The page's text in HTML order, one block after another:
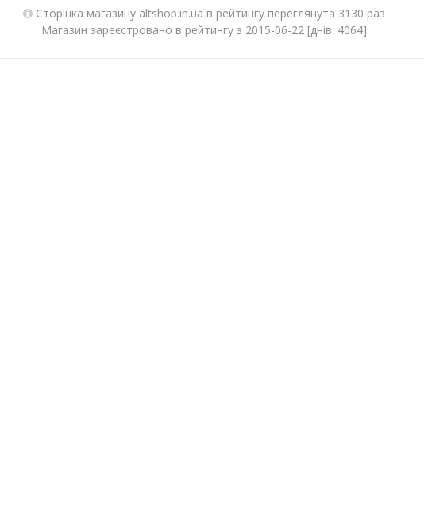
Сторінка магазину altshop.in.ua в рейтингу переглянута 3130 раз
Магазин зареєстровано в рейтингу з 2015-06-22 [днів: 4064]